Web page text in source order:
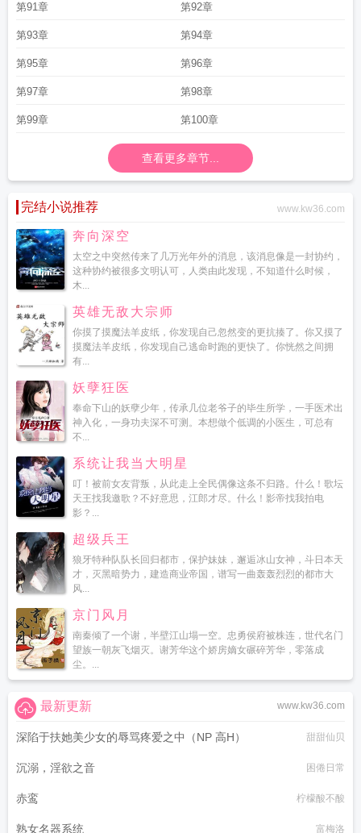
第91章 第92章
第93章 第94章
第95章 第96章
第97章 第98章
第99章 第100章
查看更多章节...
完结小说推荐 www.kw36.com
奔向深空
太空之中突然传来了几万光年外的消息，该消息像是一封协约，
这种协约被很多文明认可，人类由此发现，不知道什么时候，
木...
英雄无敌大宗师
你摸了摸魔法羊皮纸，你发现自己忽然变的更抗揍了。你又摸了
摸魔法羊皮纸，你发现自己逃命时跑的更快了。你恍然之间拥
有...
妖孽狂医
奉命下山的妖孽少年，传承几位老爷子的毕生所学，一手医术出
神入化，一身功夫深不可测。本想做个低调的小医生，可总有
不...
系统让我当大明星
叮！被前女友背叛，从此走上全民偶像这条不归路。什么！歌坛
天王找我邀歌？不好意思，江郎才尽。什么！影帝找我拍电
影？...
超级兵王
狼牙特种队队长回归都市，保护妹妹，邂逅冰山女神，斗日本天
才，灭黑暗势力，建造商业帝国，谱写一曲轰轰烈烈的都市大
风...
京门风月
南秦倾了一个谢，半壁江山塌一空。忠勇侯府被株连，世代名门
望族一朝灰飞烟灭。谢芳华这个娇房嫡女碾碎芳华，零落成
尘。...
www.kw36.com
最新更新
深陷于扶她美少女的辱骂疼爱之中（NP 高H） 甜甜仙贝
沉溺，淫欲之音 困倦日常
赤鸾 柠檬酸不酸
熟女名器系统 富梅洛